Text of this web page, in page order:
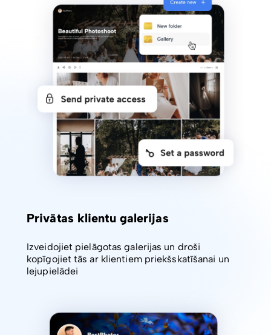
Privātas klientu galerijas
Izveidojiet pielāgotas galerijas un droši
kopīgojiet tās ar klientiem priekšskatīšanai un
lejupielādei